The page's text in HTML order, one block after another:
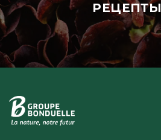
РЕЦЕПТЫ